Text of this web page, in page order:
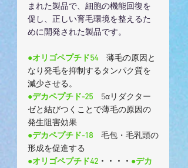
まれた製品で、細胞の機能回復を
促し、正しい育毛環境を整えるた
めに開発された製品です。
●オリゴペプチド54 薄毛の原因と
なり発毛を抑制するタンパク質を
減少させる。
●デカペプチド-25 5αリダクター
ゼと結びつくことで薄毛の原因の
発生阻害効果
●デカペプチド-18 毛包・毛乳頭の
形成を促進する
●オリゴペプチド42 ・・・・ ●デカ